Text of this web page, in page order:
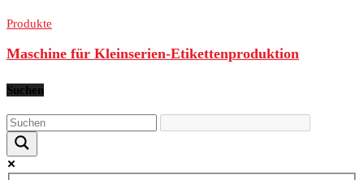
Produkte
Maschine für Kleinserien-Etikettenproduktion
Suchen